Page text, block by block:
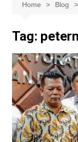
Home Blog
Tag: